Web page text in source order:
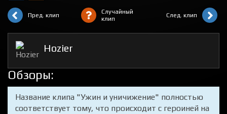
Пред. клип
Случайный
клип
След. клип
Hozier
Обзоры:
Название клипа "Ужин и уничижение" полностью
соответствует тому, что происходит с героиней на